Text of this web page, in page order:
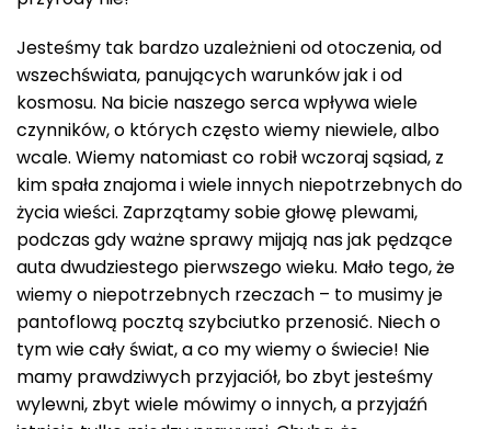
Jesteśmy tak bardzo uzależnieni od otoczenia, od
wszechświata, panujących warunków jak i od
kosmosu. Na bicie naszego serca wpływa wiele
czynników, o których często wiemy niewiele, albo
wcale. Wiemy natomiast co robił wczoraj sąsiad, z
kim spała znajoma i wiele innych niepotrzebnych do
życia wieści. Zaprzątamy sobie głowę plewami,
podczas gdy ważne sprawy mijają nas jak pędzące
auta dwudziestego pierwszego wieku. Mało tego, że
wiemy o niepotrzebnych rzeczach – to musimy je
pantoflową pocztą szybciutko przenosić. Niech o
tym wie cały świat, a co my wiemy o świecie! Nie
mamy prawdziwych przyjaciół, bo zbyt jesteśmy
wylewni, zbyt wiele mówimy o innych, a przyjaźń